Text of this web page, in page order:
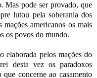
Mas pode ser provado, que
lutou pela soberania dos
americanos os mais
os povos do mundo.
elaborada pelos mações do
desta vez os paradoxos
concerne ao casamento